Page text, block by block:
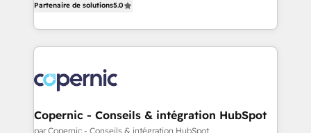
across five continents ★ AI-First, RevOps-led,
Onboarding obsessed ★ Company of the Year
2024/25 INSIDEA helps growing companies turn
team, migrate your data, and build AI-powered
workflows that drive adoption from week one, in
your time zone. What we do ➤ Onboarding: Live in
weeks, with workflows built around your business,
Partenaire de solutions5.0
Copernic - Conseils & intégration HubSpot
par Copernic - Conseils & intégration HubSpot